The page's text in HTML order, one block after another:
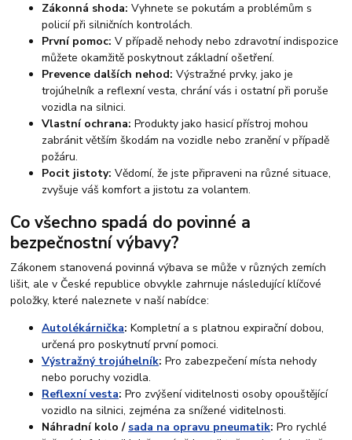
Zákonná shoda: Vyhnete se pokutám a problémům s
policií při silničních kontrolách.
První pomoc: V případě nehody nebo zdravotní indispozice
můžete okamžitě poskytnout základní ošetření.
Prevence dalších nehod: Výstražné prvky, jako je
trojúhelník a reflexní vesta, chrání vás i ostatní při poruše
vozidla na silnici.
Vlastní ochrana: Produkty jako hasicí přístroj mohou
zabránit větším škodám na vozidle nebo zranění v případě
požáru.
Pocit jistoty: Vědomí, že jste připraveni na různé situace,
zvyšuje váš komfort a jistotu za volantem.
Co všechno spadá do povinné a
bezpečnostní výbavy?
Zákonem stanovená povinná výbava se může v různých zemích
lišit, ale v České republice obvykle zahrnuje následující klíčové
položky, které naleznete v naší nabídce:
Autolékárnička: Kompletní a s platnou expirační dobou,
určená pro poskytnutí první pomoci.
Výstražný trojúhelník: Pro zabezpečení místa nehody
nebo poruchy vozidla.
Reflexní vesta: Pro zvýšení viditelnosti osoby opouštějící
vozidlo na silnici, zejména za snížené viditelnosti.
Náhradní kolo / sada na opravu pneumatik: Pro rychlé